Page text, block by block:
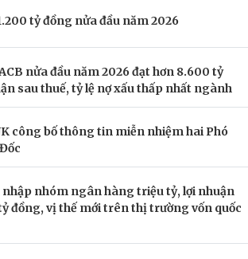
tỷ đồng nửa đầu năm 2026
nửa đầu năm 2026 đạt hơn 8.600 tỷ
sau thuế, tỷ lệ nợ xấu thấp nhất ngành
công bố thông tin miễn nhiệm hai Phó
nhóm ngân hàng triệu tỷ, lợi nhuận
đồng, vị thế mới trên thị trường vốn quốc